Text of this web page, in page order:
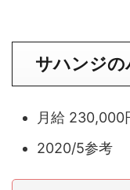
サハンジの
月給 230,000
2020/5参考